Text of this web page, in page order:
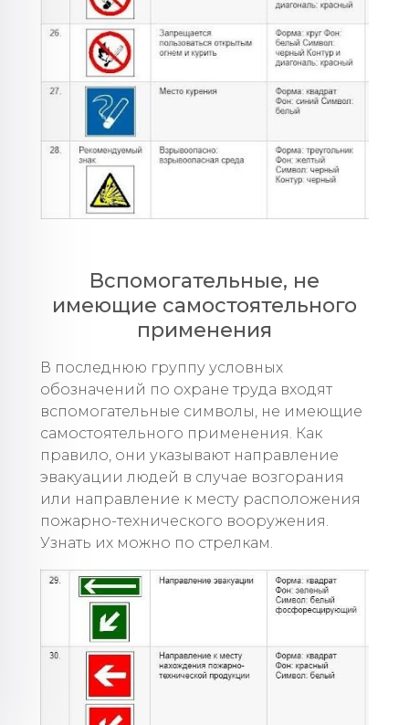
Вспомогательные, не
имеющие самостоятельного
применения
В последнюю группу условных
обозначений по охране труда входят
вспомогательные символы, не имеющие
самостоятельного применения. Как
правило, они указывают направление
эвакуации людей в случае возгорания
или направление к месту расположения
пожарно-технического вооружения.
Узнать их можно по стрелкам.